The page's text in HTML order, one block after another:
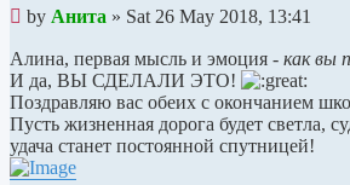
Unread
post
by Анита » Sat 26 May 2018, 13:41
Алина, первая мысль и эмоция - как вы
И да, ВЫ СДЕЛАЛИ ЭТО!
Поздравляю вас обеих с окончанием
Пусть жизненная дорога будет светла,
удача станет постоянной спутницей!